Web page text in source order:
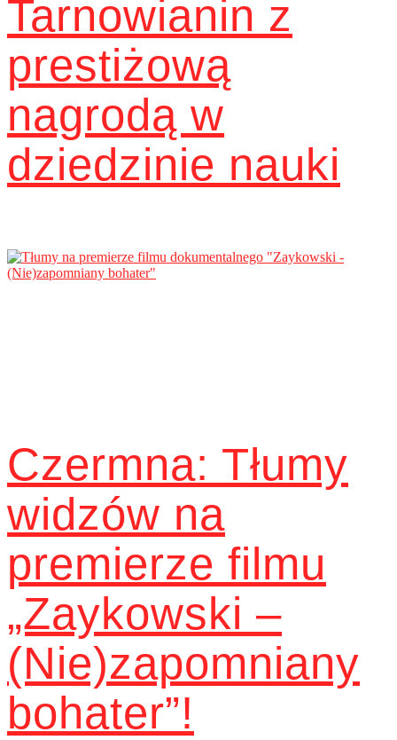
Tarnowianin z
prestiżową
nagrodą w
dziedzinie nauki
Czermna: Tłumy
widzów na
premierze filmu
„Zaykowski –
(Nie)zapomniany
bohater”!